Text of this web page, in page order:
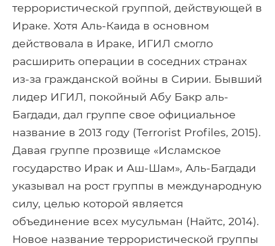
террористической группой, действующей в
Ираке. Хотя Аль-Каида в основном
действовала в Ираке, ИГИЛ смогло
расширить операции в соседних странах
из-за гражданской войны в Сирии. Бывший
лидер ИГИЛ, покойный Абу Бакр аль-
Багдади, дал группе свое официальное
название в 2013 году (Terrorist Profiles, 2015).
Давая группе прозвище «Исламское
государство Ирак и Аш-Шам», Аль-Багдади
указывал на рост группы в международную
силу, целью которой является
объединение всех мусульман (Найтс, 2014).
Новое название террористической группы